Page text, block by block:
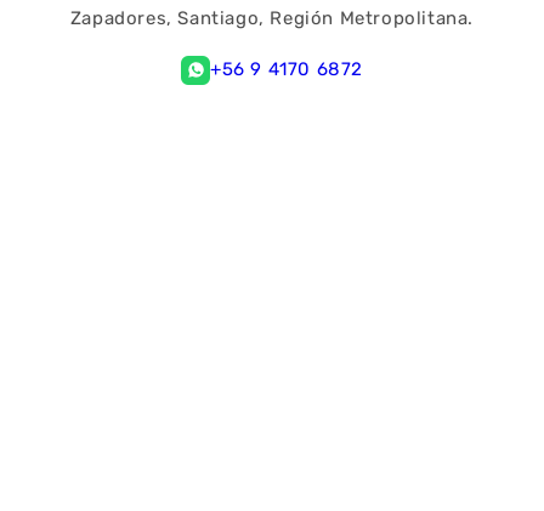
Zapadores, Santiago, Región Metropolitana.
+56 9 4170 6872